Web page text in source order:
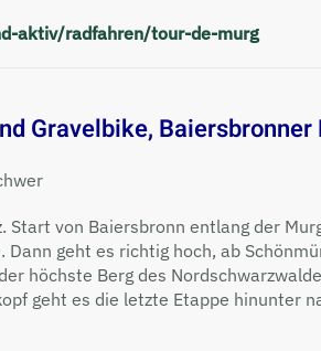
aktiv/radfahren/tour-de-murg
Gravelbike, Baiersbronner
von Baiersbronn entlang der
geht es richtig hoch, ab
höchste Berg des
geht es die letzte Etappe hinunter